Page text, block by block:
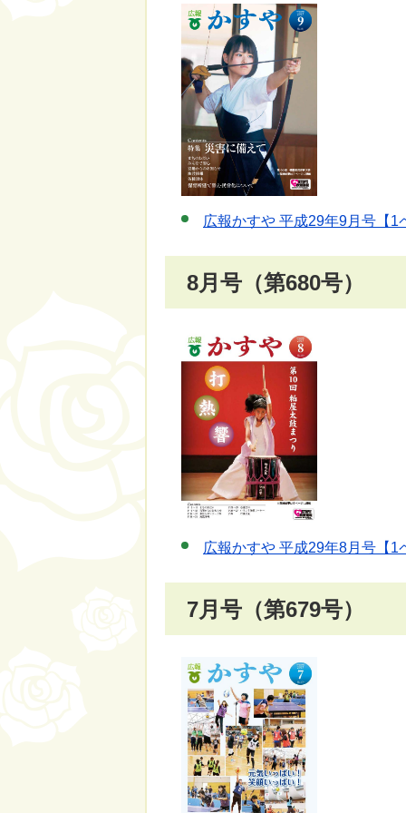
広報かすや 平成29年9月号【1
8月号（第680号）
広報かすや 平成29年8月号【1
7月号（第679号）